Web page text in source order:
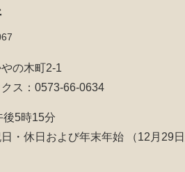
の木町2-1
ス：0573-66-0634
後5時15分
日・休日および年末年始
（12月29